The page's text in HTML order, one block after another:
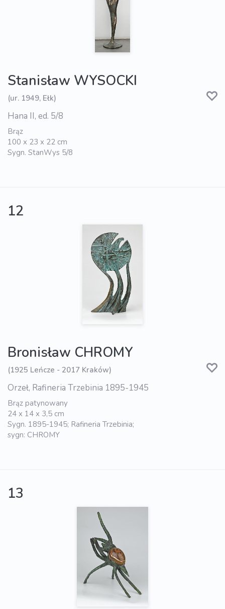
Stanisław WYSOCKI
(ur. 1949, Ełk)
Hana II, ed. 5/8
Brąz
100 x 23 x 22 cm
Sygn. StanWys 5/8
12
Bronisław CHROMY
(1925 Leńcze - 2017 Kraków)
Orzeł, Rafineria Trzebinia 1895-1945
Brąz patynowany
24 x 14 x 3,5 cm
Sygn. 1895-1945; Rafineria Trzebinia;
sygn: CHROMY
13